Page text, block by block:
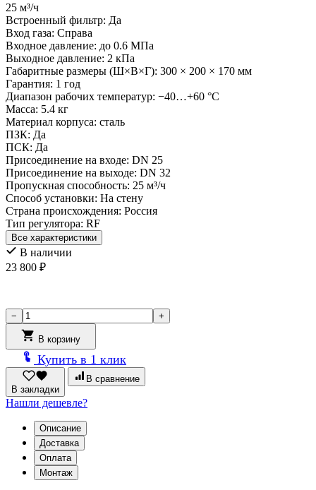
25 м³/ч
Встроенный фильтр: Да
Вход газа: Справа
Входное давление: до 0.6 МПа
Выходное давление: 2 кПа
Габаритные размеры (Ш×В×Г): 300 × 200 × 170 мм
Гарантия: 1 год
Диапазон рабочих температур: −40…+60 °C
Масса: 5.4 кг
Материал корпуса: сталь
ПЗК: Да
ПСК: Да
Присоединение на входе: DN 25
Присоединение на выходе: DN 32
Пропускная способность: 25 м³/ч
Способ установки: На стену
Страна происхождения: Россия
Тип регулятора: RF
Все характеристики
В наличии
23 800 ₽
Количество
товара
Домовой
регуляторный
пункт
ДРП-
СL-
RF25-
(правый)
− +
В корзину
Купить в 1 клик
В закладки
В сравнение
Нашли дешевле?
Описание
Доставка
Оплата
Монтаж